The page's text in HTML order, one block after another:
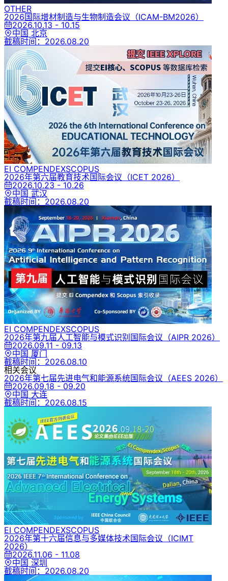
OTHER
2026国际增材制造与生物制造会议 （ICAM-BM2026）
2026.10.13 - 10.15
中国 北京
截稿时间： 2026.08.20
EI COMPENDEXSCOPUS
2026年第六届教育技术国际会议 （ICET 2026）
2026.10.23 - 10.26
中国 武汉
截稿时间： 2026.08.20
EI COMPENDEXSCOPUS
2026年第九届人工智能与模式识别国际会议 （AIPR 2026）
2026.09.11 - 09.13
中国 厦门
截稿时间： 2026.08.10
相关会议
2026年第七届先进电气和能源系统国际会议 （AEES 2026）
2026.09.18 - 09.20
中国 大连
截稿时间： 2026.08.15
EI COMPENDEXSCOPUS
2026年第十六届信息与多媒体技术国际会议 （ICIMT
2026）
2026.11.06 - 11.08
中国 深圳
截稿时间： 2026.08.20